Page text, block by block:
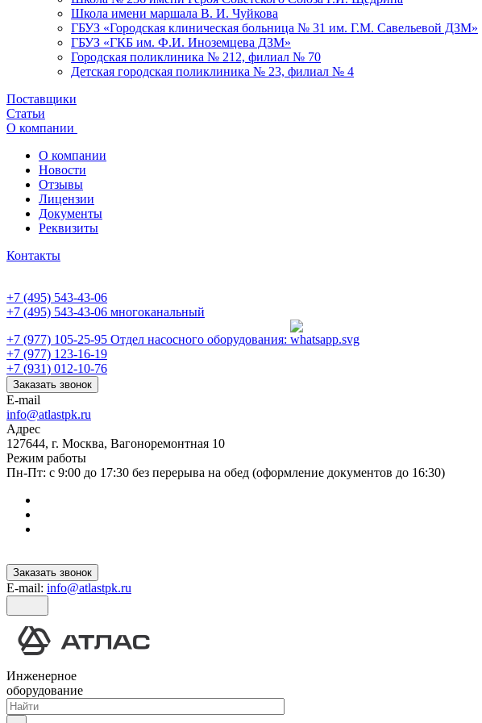
Школа имени маршала В. И. Чуйкова
ГБУЗ «Городская клиническая больница № 31 им. Г.М. Савельевой ДЗМ»
ГБУЗ «ГКБ им. Ф.И. Иноземцева ДЗМ»
Городская поликлиника № 212, филиал № 70
Детская городская поликлиника № 23, филиал № 4
Поставщики
Статьи
О компании
О компании
Новости
Отзывы
Лицензии
Документы
Реквизиты
Контакты
+7 (495) 543-43-06
+7 (495) 543-43-06 многоканальный
+7 (977) 105-25-95 Отдел насосного оборудования:
+7 (977) 123-16-19
+7 (931) 012-10-76
Заказать звонок
E-mail
info@atlastpk.ru
Адрес
127644, г. Москва, Вагоноремонтная 10
Режим работы
Пн-Пт: с 9:00 до 17:30 без перерыва на обед (оформление документов до 16:30)
Заказать звонок
E-mail: info@atlastpk.ru
Инженерное
оборудование